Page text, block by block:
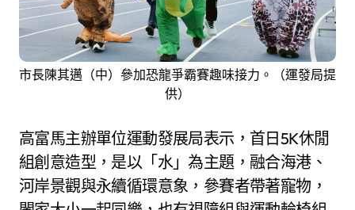
市長陳其邁（中）參加恐龍爭霸賽趣味接力。（運發局提
供）
高富馬主辦單位運動發展局表示，首日5K休閒
組創意造型，是以「水」為主題，融合海港、
河岸景觀與永續循環意象，參賽者帶著寵物，